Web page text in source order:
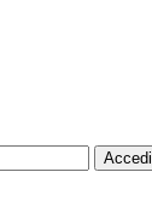
Accedi